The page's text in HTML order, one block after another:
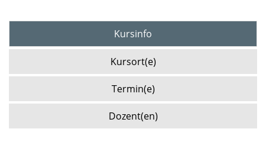
Kursinfo
Kursort(e)
Termin(e)
Dozent(en)